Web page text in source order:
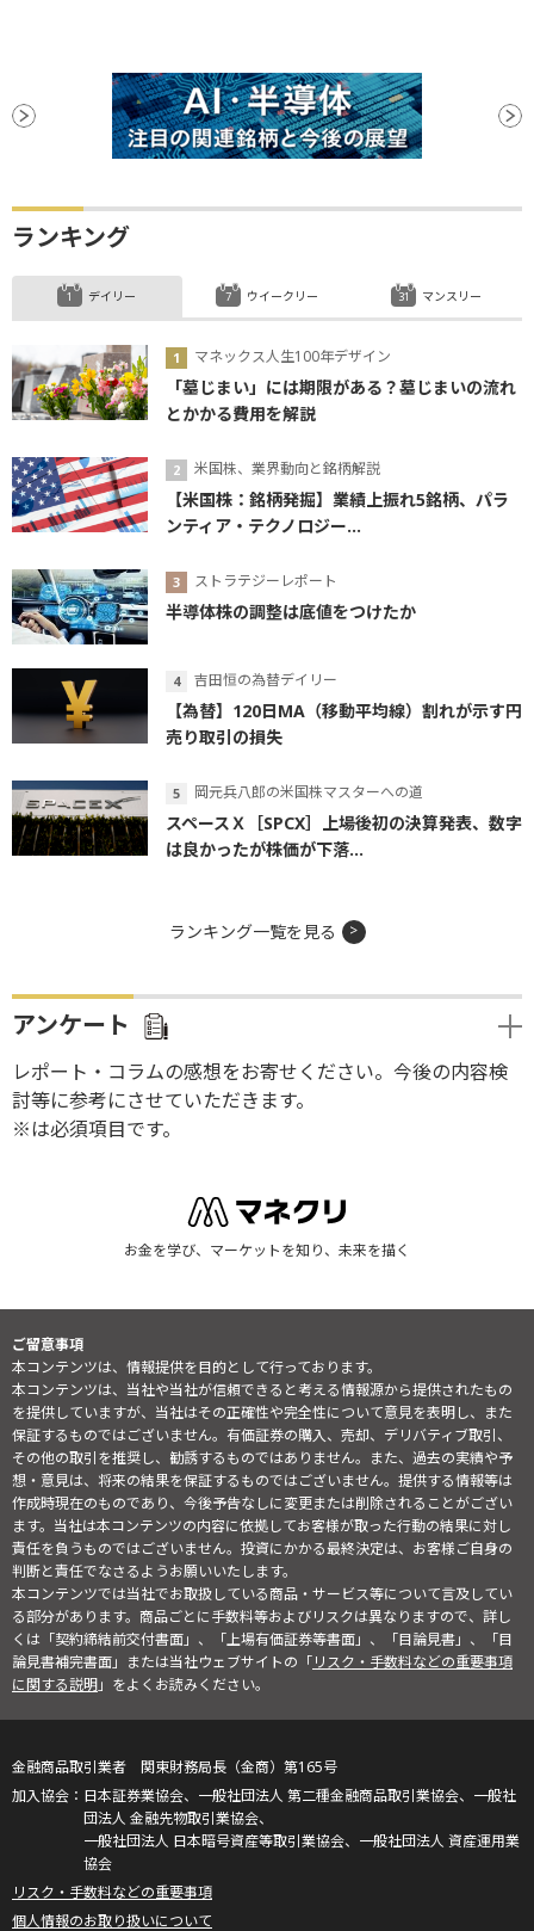
ランキング
デイリー
マネックス人生100年デザイン
「墓じまい」には期限がある？墓じまいの流れ
とかかる費用を解説
米国株、業界動向と銘柄解説
【米国株：銘柄発掘】業績上振れ5銘柄、パラ
ンティア・テクノロジー...
ストラテジーレポート
半導体株の調整は底値をつけたか
吉田恒の為替デイリー
【為替】120日MA（移動平均線）割れが示す円
売り取引の損失
岡元兵八郎の米国株マスターへの道
スペースＸ［SPCX］上場後初の決算発表、数字
は良かったが株価が下落...
ウイークリー マンスリー
ランキング一覧を見る
アンケート
レポート・コラムの感想をお寄せください。今後の内容検
討等に参考にさせていただきます。
※は必須項目です。
お金を学び、マーケットを知り、未来を描く
ご留意事項
本コンテンツは、情報提供を目的として行っております。
本コンテンツは、当社や当社が信頼できると考える情報源から提供されたもの
を提供していますが、当社はその正確性や完全性について意見を表明し、また
保証するものではございません。有価証券の購入、売却、デリバティブ取引、
その他の取引を推奨し、勧誘するものではありません。また、過去の実績や予
想・意見は、将来の結果を保証するものではございません。提供する情報等は
作成時現在のものであり、今後予告なしに変更または削除されることがござい
ます。当社は本コンテンツの内容に依拠してお客様が取った行動の結果に対し
責任を負うものではございません。投資にかかる最終決定は、お客様ご自身の
判断と責任でなさるようお願いいたします。
本コンテンツでは当社でお取扱している商品・サービス等について言及してい
る部分があります。商品ごとに手数料等およびリスクは異なりますので、詳し
くは「契約締結前交付書面」、「上場有価証券等書面」、「目論見書」、「目
論見書補完書面」または当社ウェブサイトの「リスク・手数料などの重要事項
に関する説明」をよくお読みください。
金融商品取引業者 関東財務局長（金商）第165号
日本証券業協会、一般社団法人 第二種金融商品取引業協会、一般社
団法人 金融先物取引業協会、
一般社団法人 日本暗号資産等取引業協会、一般社団法人 資産運用業
協会
リスク・手数料などの重要事項
個人情報のお取り扱いについて